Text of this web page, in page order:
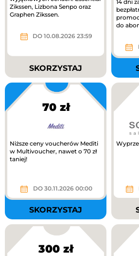
Zikssen, Lizbona Senpo oraz
Graphen Zikssen.
DO 10.08.2026 23:59
SKORZYSTAJ
14 dni
do
70 zł
Niższe ceny voucherów Mediti
w Multivoucher, nawet o 70 zł
taniej!
DO 30.11.2026 00:00
SKORZYSTAJ
300 zł